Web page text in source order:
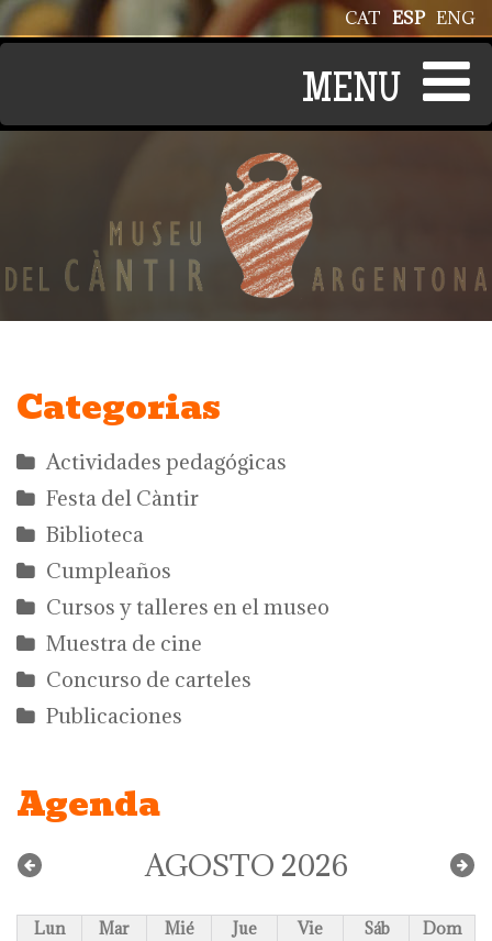
Pasar al contenido principal ENG
ESP
CAT
Categorias
Actividades pedagógicas
Festa del Càntir
Biblioteca
Cumpleaños
Cursos y talleres en el museo
Muestra de cine
Concurso de carteles
Publicaciones
Agenda
AGOSTO 2026
Lun Mar Mié Jue Vie Sáb Dom